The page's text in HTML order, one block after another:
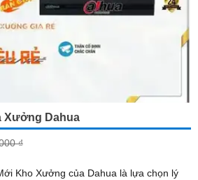
Xưởng Dahua
₫
Kho Xưởng của Dahua là lựa chọn lý